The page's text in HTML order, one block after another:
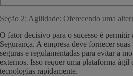
Seção 2: Agilidade: Oferecendo uma
O fator decisivo para o sucesso é permitir
Segurança. A empresa deve fornecer
seguras e regulamentadas para evitar a
externos. Isso requer uma plataforma ágil
tecnologias rapidamente.